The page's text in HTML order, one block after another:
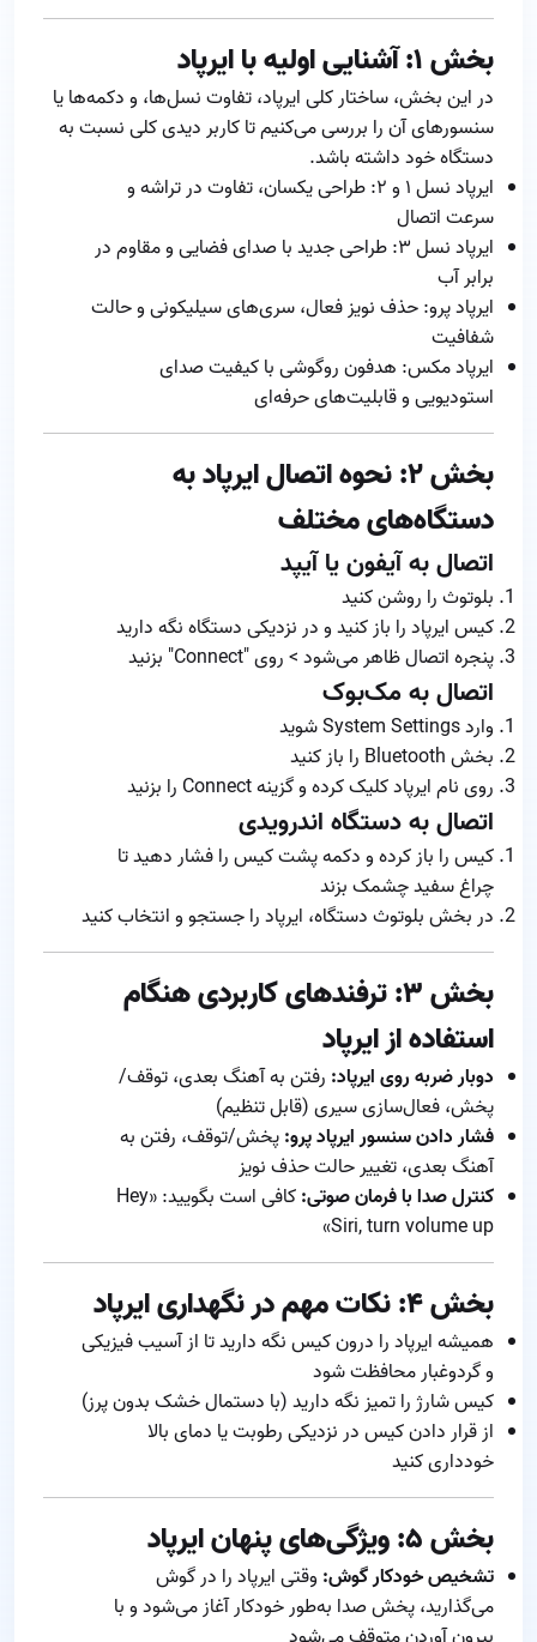
بخش ۱: آشنایی اولیه با ایرپاد
در این بخش، ساختار کلی ایرپاد، تفاوت نسل‌ها، و دکمه‌ها یا
سنسورهای آن را بررسی می‌کنیم تا کاربر دیدی کلی نسبت به
دستگاه خود داشته باشد.
ایرپاد نسل ۱ و ۲: طراحی یکسان، تفاوت در تراشه و
سرعت اتصال
ایرپاد نسل ۳: طراحی جدید با صدای فضایی و مقاوم در
برابر آب
ایرپاد پرو: حذف نویز فعال، سری‌های سیلیکونی و حالت
شفافیت
ایرپاد مکس: هدفون روگوشی با کیفیت صدای
استودیویی و قابلیت‌های حرفه‌ای
بخش ۲: نحوه اتصال ایرپاد به
دستگاه‌های مختلف
اتصال به آیفون یا آیپد
بلوتوث را روشن کنید
کیس ایرپاد را باز کنید و در نزدیکی دستگاه نگه دارید
پنجره اتصال ظاهر می‌شود > روی "Connect" بزنید
اتصال به مک‌بوک
وارد System Settings شوید
بخش Bluetooth را باز کنید
روی نام ایرپاد کلیک کرده و گزینه Connect را بزنید
اتصال به دستگاه اندرویدی
کیس را باز کرده و دکمه پشت کیس را فشار دهید تا
چراغ سفید چشمک بزند
در بخش بلوتوث دستگاه، ایرپاد را جستجو و انتخاب کنید
بخش ۳: ترفندهای کاربردی هنگام
استفاده از ایرپاد
دوبار ضربه روی ایرپاد: رفتن به آهنگ بعدی، توقف/
پخش، فعال‌سازی سیری (قابل تنظیم)
فشار دادن سنسور ایرپاد پرو:پخش/توقف، رفتن به
آهنگ بعدی، تغییر حالت حذف نویز
کنترل صدا با فرمان صوتی:
کافی است بگویید: «Hey
Siri, turn volume up»
بخش ۴: نکات مهم در نگهداری ایرپاد
همیشه ایرپاد را درون کیس نگه دارید تا از آسیب فیزیکی
و گردوغبار محافظت شود
کیس شارژ را تمیز نگه دارید (با دستمال خشک بدون پرز)
از قرار دادن کیس در نزدیکی رطوبت یا دمای بالا
خودداری کنید
بخش ۵: ویژگی‌های پنهان ایرپاد
تشخیص خودکار گوش: وقتی ایرپاد را در گوش
می‌گذارید، پخش صدا به‌طور خودکار آغاز می‌شود و با